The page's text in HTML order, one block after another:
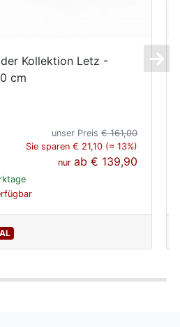
Kollektion Letz -
cm
unser Preis€ 161,00
Sie sparen € 21,10 (≈ 13%)
nurab€ 139,90